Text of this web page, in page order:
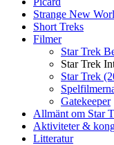
Strange New
Short Treks
Filmer
Star Trek
Star Trek
Star Trek
Gatekeeper
Allmänt om Star
Aktiviteter &
Litteratur